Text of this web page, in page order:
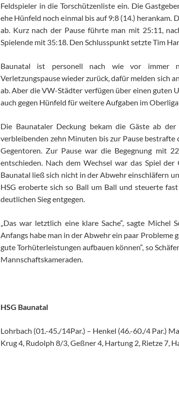
Feldspieler in die Torschützenliste ein. Die
ehe Hünfeld noch einmal bis auf 9:8 (14.) herankam.
ab. Kurz nach der Pause führte man mit 25:11,
Spielende mit 35:18. Den Schlusspunkt setzte Tim
Baunatal ist personell nach wie vor immer
Verletzungspause wieder zurück, dafür melden sich
ab. Aber die VW-Städter verfügen über einen guten
auch gegen Hünfeld für weitere Aufgaben im
Die Baunataler Deckung bekam die Gäste ab
verbleibenden zehn Minuten bis zur Pause
Gegentoren. Zur Pause war die Begegnung mit
entschieden. Nach dem Wechsel war das Spiel der
Baunatal ließ sich nicht in der Abwehr einschläfern
HSG eroberte sich so Ball um Ball und steuerte
deutlichen Sieg entgegen.
„Das war letztlich eine klare Sache“, sagte Michel
Anfangs habe man in der Abwehr ein paar Probleme
gute Torhüterleistungen aufbauen können“, so
Mannschaftskameraden.
HSG Baunatal
Lohrbach (01.-45./14Par.) – Henkel (46.-60./4 Par.)
Krug 4, Rudolph 8/3, Geßner 4, Hartung 2, Rietze 7,